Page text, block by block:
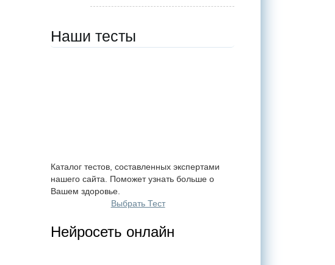
Наши тесты
Каталог тестов, составленных экспертами
нашего сайта. Поможет узнать больше о
Вашем здоровье.
Выбрать Тест
Нейросеть онлайн